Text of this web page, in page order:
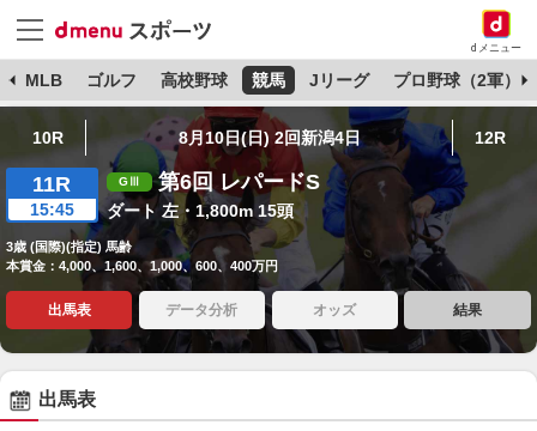
dメニュー
MLB ゴルフ 高校野球 競馬 Jリーグ プロ野球（2軍）
10R 8月10日(日) 2回新潟4日 12R
11R
15:45
第6回 レパードS
ダート 左・1,800m 15頭
3歳 (国際)(指定) 馬齢
本賞金：4,000、1,600、1,000、600、400万円
出馬表 データ分析 オッズ 結果
出馬表